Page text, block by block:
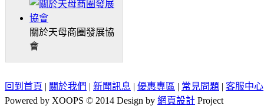
關於天母商圈發展協
會
回到首頁 | 關於我們 | 新聞訊息 | 優惠專區 | 常見問題 | 客服中心
Powered by XOOPS © 2014 Design by 網頁設計 Project